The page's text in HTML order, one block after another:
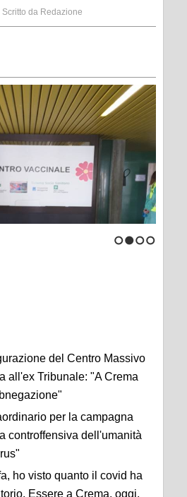
Scritto da Redazione
del Centro Massivo
all'ex Tribunale: "A Crema
per la campagna
controffensiva dell'umanità
ho visto quanto il covid ha
Essere a Crema, oggi,